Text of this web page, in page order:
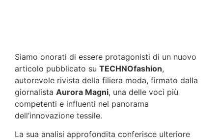
Siamo onorati di essere protagonisti di un nuovo
articolo pubblicato su TECHNOfashion,
autorevole rivista della filiera moda, firmato dalla
giornalista Aurora Magni, una delle voci più
competenti e influenti nel panorama
dell’innovazione tessile.
La sua analisi approfondita conferisce ulteriore